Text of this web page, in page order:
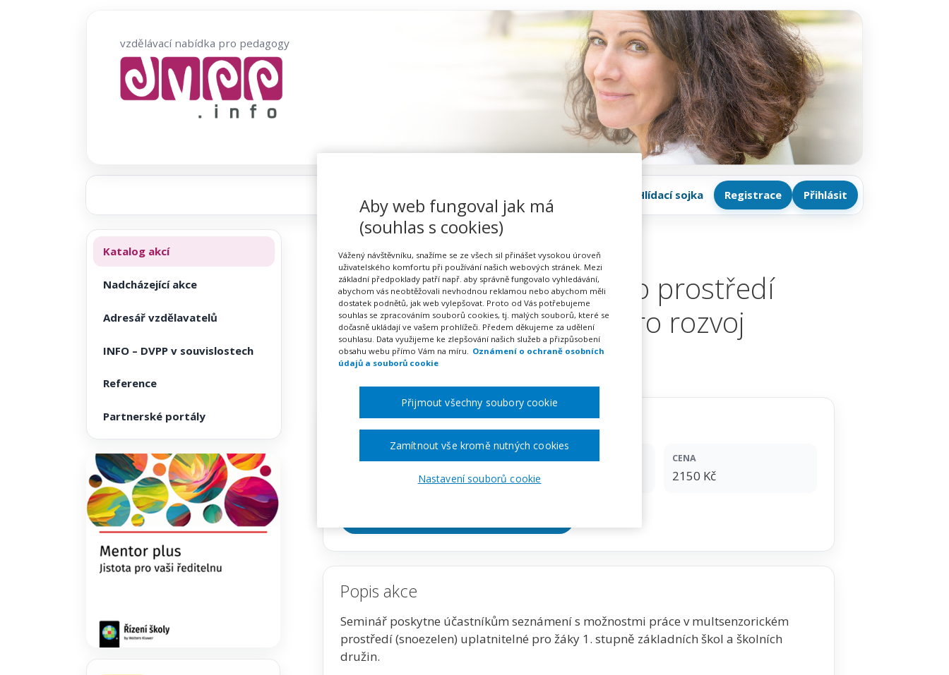
vzdělávací nabídka pro pedagogy
Hlídací sojka Registrace Přihlásit
Tvorba multisenzorického prostředí
(snoezelen) a pomůcky pro rozvoj
smyslů
PořádáZřetel, s.r.o.
Jihomoravský
CENA
2150 Kč
Popis akce
Seminář poskytne účastníkům seznámení s možnostmi práce v multsenzorickém
prostředí (snoezelen) uplatnitelné pro žáky 1. stupně základních škol a školních
družin.
Katalog akcí
Nadcházející akce
Adresář vzdělavatelů
INFO – DVPP v souvislostech
Reference
Partnerské portály
Aby web fungoval jak má
(souhlas s cookies)
Vážený návštěvníku, snažíme se ze všech sil přinášet vysokou úroveň
uživatelského komfortu při používání našich webových stránek. Mezi
základní předpoklady patří např. aby správně fungovalo vyhledávání,
abychom vás neobtěžovali nevhodnou reklamou nebo abychom měli
dostatek podnětů, jak web vylepšovat. Proto od Vás potřebujeme
souhlas se zpracováním souborů cookies, tj. malých souborů, které se
dočasně ukládají ve vašem prohlížeči. Předem děkujeme za udělení
souhlasu. Data využijeme ke zlepšování našich služeb a přizpůsobení
obsahu webu přímo Vám na míru. Oznámení o ochraně osobních
údajů a souborů cookie
Nastavení souborů cookie
Zamítnout vše kromě nutných cookies
Přijmout všechny soubory cookie